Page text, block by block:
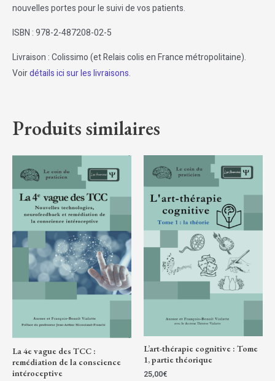
nouvelles portes pour le suivi de vos patients.
ISBN : 978-2-487208-02-5
Livraison : Colissimo (et Relais colis en France métropolitaine).
Voirdétails ici sur les livraisons.
Produits similaires
La 4e vague des TCC :
remédiation de la conscience
intéroceptive
L’art-thérapie cognitive : Tome
1, partie théorique
25,00€